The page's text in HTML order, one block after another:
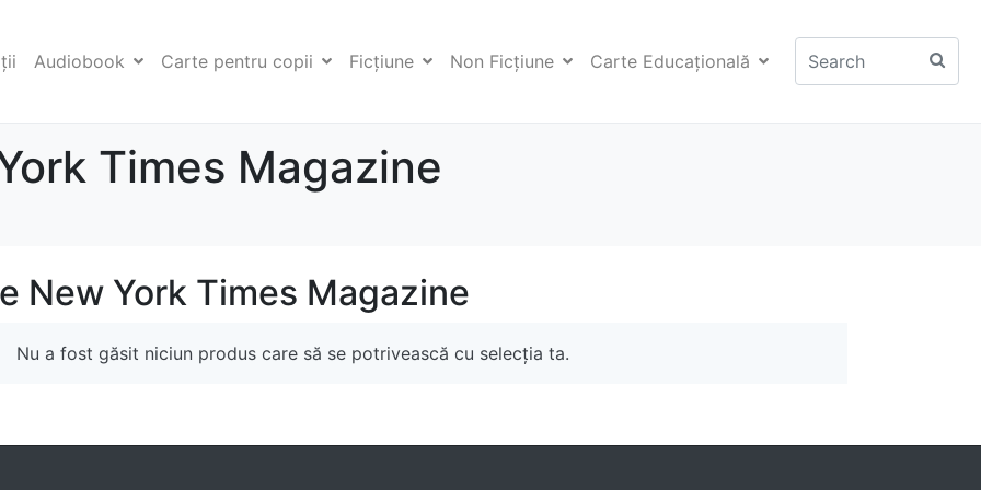
Audiobook Carte pentru copii Ficţiune Non Ficţiune Carte Educaţională
Times Magazine
New York Times Magazine
Nu a fost găsit niciun produs care să se potrivească cu selecția ta.